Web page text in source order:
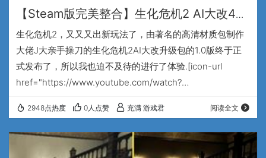
【Steam版完美整合】生化危机2 AI大改4K
高清汉化版！ 纯净无涂抹，堪比重新装修！
附教程+一键版本切换工具
生化危机2，又又又出新玩法了，由著名的高清材质包制作
大佬J大亲手操刀的生化危机2AI大改升级包的1.0版终于正
式发布了，所以我也迫不及待的进行了体验.[icon-url
href="https://www.youtube.com/watch?
进游戏，这个画面就给我开了个开屏暴击，这要是小时候看
到这个画面估计会当场扔了手柄直接跑路吧~ 这个版本的高
清升级包除了把原版所有的背景贴图，全部进行了 4K级别
2948点热度 0人点赞 充满 游戏君 阅读全文